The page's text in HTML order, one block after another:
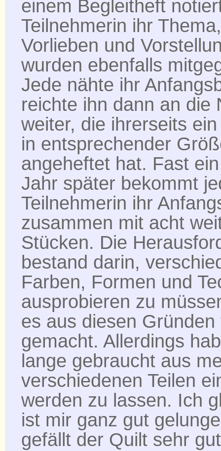
einem Begleitheft
Teilnehmerin ihr
Vorlieben und
wurden ebenfalls
Jede nähte ihr
reichte ihn dann an die
weiter, die ihrerseits
in entsprechender
angeheftet hat. Fast
Jahr später bekommt
Teilnehmerin ihr
zusammen mit acht
Stücken. Die
bestand darin,
Farben, Formen und
ausprobieren zu
es aus diesen
gemacht. Allerdings
lange gebraucht aus
verschiedenen Teilen
werden zu lassen. Ich
ist mir ganz gut
gefällt der Quilt sehr